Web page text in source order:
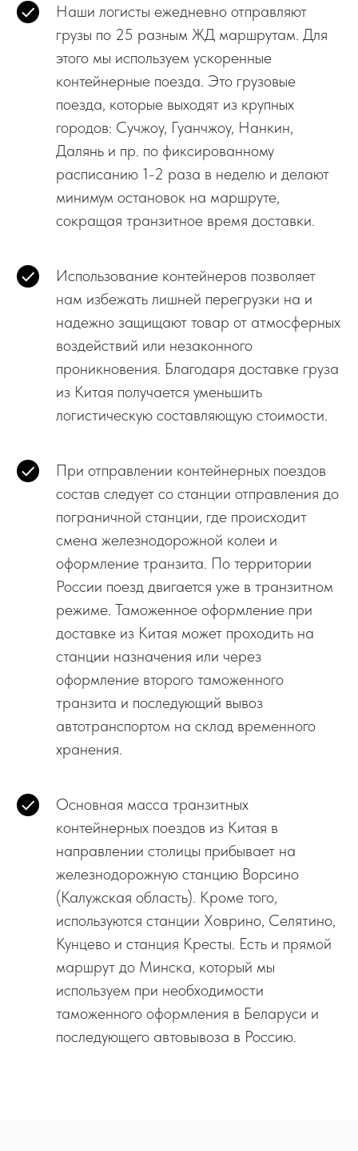
Наши логисты ежедневно отправляют
грузы по 25 разным ЖД маршрутам. Для
этого мы используем ускоренные
контейнерные поезда. Это грузовые
поезда, которые выходят из крупных
городов: Сучжоу, Гуанчжоу, Нанкин,
Далянь и пр. по фиксированному
расписанию 1-2 раза в неделю и делают
минимум остановок на маршруте,
сокращая транзитное время доставки.
Использование контейнеров позволяет
нам избежать лишней перегрузки на и
надежно защищают товар от атмосферных
воздействий или незаконного
проникновения. Благодаря доставке груза
из Китая получается уменьшить
логистическую составляющую стоимости.
При отправлении контейнерных поездов
состав следует со станции отправления до
пограничной станции, где происходит
смена железнодорожной колеи и
оформление транзита. По территории
России поезд двигается уже в транзитном
режиме. Таможенное оформление при
доставке из Китая может проходить на
станции назначения или через
оформление второго таможенного
транзита и последующий вывоз
автотранспортом на склад временного
хранения.
Основная масса транзитных
контейнерных поездов из Китая в
направлении столицы прибывает на
железнодорожную станцию Ворсино
(Калужская область). Кроме того,
используются станции Ховрино, Селятино,
Кунцево и станция Кресты. Есть и прямой
маршрут до Минска, который мы
используем при необходимости
таможенного оформления в Беларуси и
последующего автовывоза в Россию.